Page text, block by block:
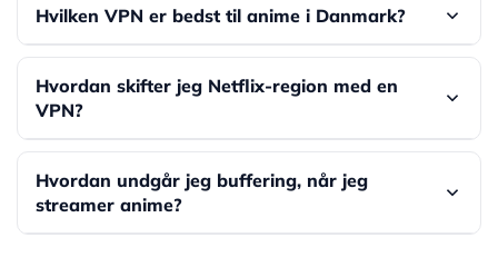
regionale kataloger. Vælg en hurtig, stabil udbyder
og forbind til en server i det land, der har titlerne.
Hvilken VPN er bedst til anime i Danmark?
regioner og pålidelige apps. I vores tests klarer
ExpressVPN, NordVPN og Surfshark sig bedst til
streaming af anime.
Hvordan skifter jeg Netflix-region med en
VPN?
land, og start Netflix. Hvis indholdet ikke
opdateres, ryd cache eller genstart appen.
Hvordan undgår jeg buffering, når jeg
streamer anime?